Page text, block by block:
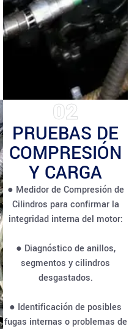
02
PRUEBAS DE
COMPRESIÓN
Y CARGA
● Medidor de Compresión de
Cilindros para confirmar la
integridad interna del motor:
● Diagnóstico de anillos,
segmentos y cilindros
desgastados.
● Identificación de posibles
fugas internas o problemas de